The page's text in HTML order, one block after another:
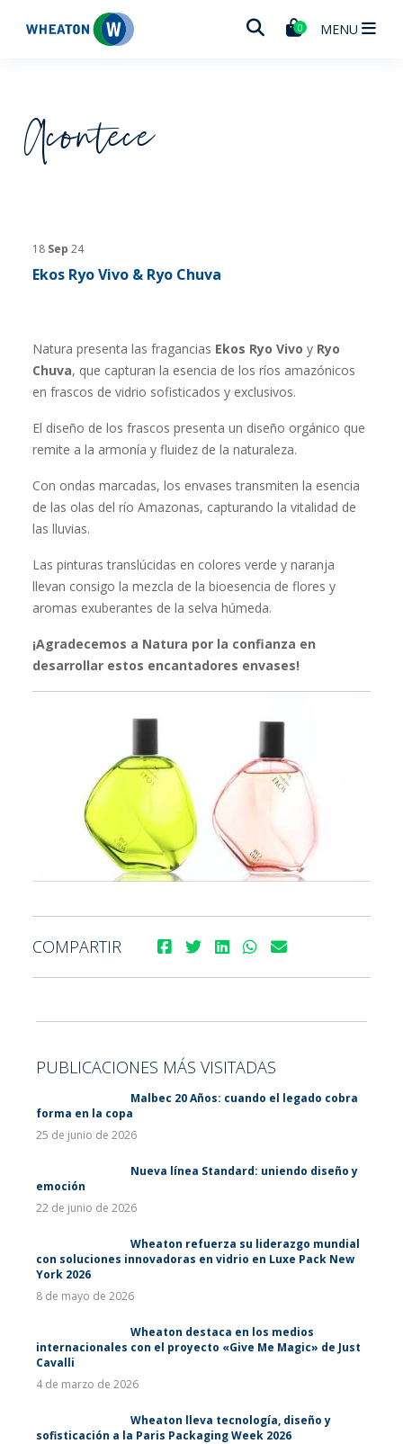
Wheaton 0 MENU
Acontece
18 Sep 24
Ekos Ryo Vivo & Ryo Chuva
Natura presenta las fragancias Ekos Ryo Vivo y Ryo
Chuva, que capturan la esencia de los ríos amazónicos
en frascos de vidrio sofisticados y exclusivos.
El diseño de los frascos presenta un diseño orgánico que
remite a la armonía y fluidez de la naturaleza.
Con ondas marcadas, los envases transmiten la esencia
de las olas del río Amazonas, capturando la vitalidad de
las lluvias.
Las pinturas translúcidas en colores verde y naranja
llevan consigo la mezcla de la bioesencia de flores y
aromas exuberantes de la selva húmeda.
¡Agradecemos a Natura por la confianza en
desarrollar estos encantadores envases!
COMPARTIR
PUBLICACIONES MÁS VISITADAS
Malbec 20 Años: cuando el legado cobra
forma en la copa
25 de junio de 2026
Nueva línea Standard: uniendo diseño y
emoción
22 de junio de 2026
Wheaton refuerza su liderazgo mundial
con soluciones innovadoras en vidrio en Luxe Pack New
York 2026
8 de mayo de 2026
Wheaton destaca en los medios
internacionales con el proyecto «Give Me Magic» de Just
Cavalli
4 de marzo de 2026
Wheaton lleva tecnología, diseño y
sofisticación a la Paris Packaging Week 2026